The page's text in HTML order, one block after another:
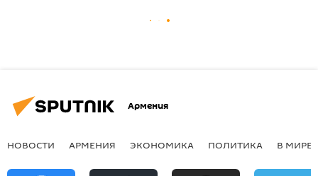
Армения
НОВОСТИ АРМЕНИЯ ЭКОНОМИКА ПОЛИТИКА В МИРЕ